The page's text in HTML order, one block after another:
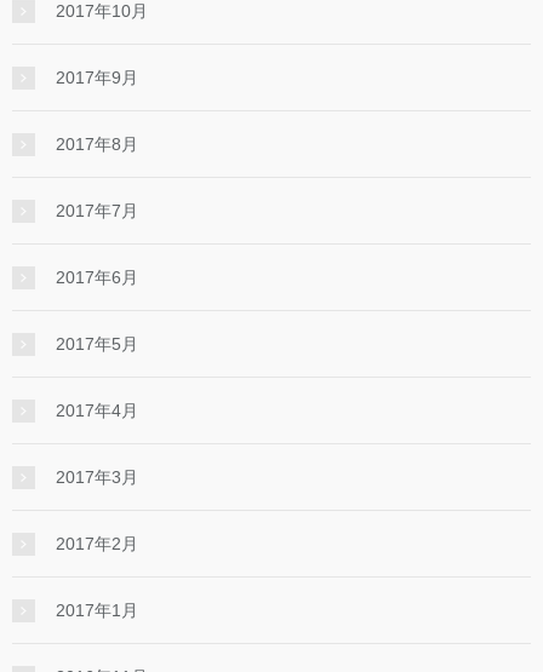
2017年10月
2017年9月
2017年8月
2017年7月
2017年6月
2017年5月
2017年4月
2017年3月
2017年2月
2017年1月